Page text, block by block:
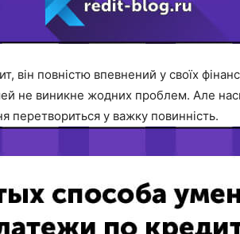
він повністю впевнений у своїх
не виникне жодних проблем. Але
перетвориться у важку повинність.